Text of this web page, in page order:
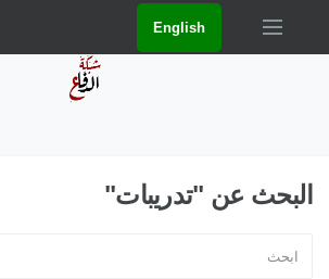
English
البحث عن "تدريبات"